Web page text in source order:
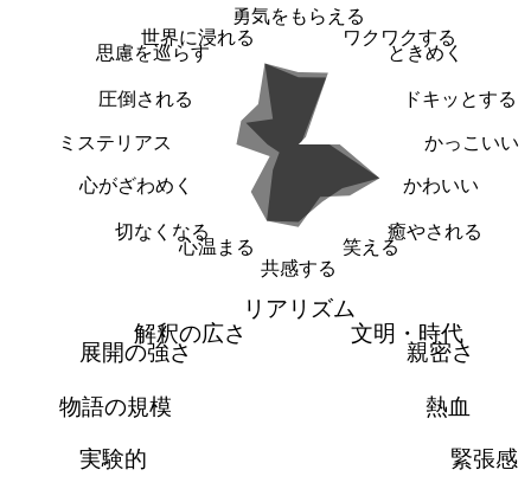
勇気をもらえる
ワクワクする
ときめく
ドキッとする
かっこいい
かわいい
癒やされる
笑える
共感する
心温まる
切なくなる
心がざわめく
ミステリアス
圧倒される
思慮を巡らす
世界に浸れる
リアリズム
文明・時代
親密さ
熱血
緊張感
実験的
物語の規模
展開の強さ
解釈の広さ